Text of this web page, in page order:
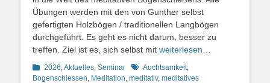
Übungen werden mit den von Gunther selbst
gefertigten Holzbögen / traditionellen Langbögen
durchgeführt. Es geht es nicht darum, besser zu
treffen. Ziel ist es, sich selbst mit weiterlesen…
Kategorien
2026,Aktuelles, Seminar Schlagworte
Auchtsamkeit,
Bogenschiessen, Meditation, meditativ, meditatives